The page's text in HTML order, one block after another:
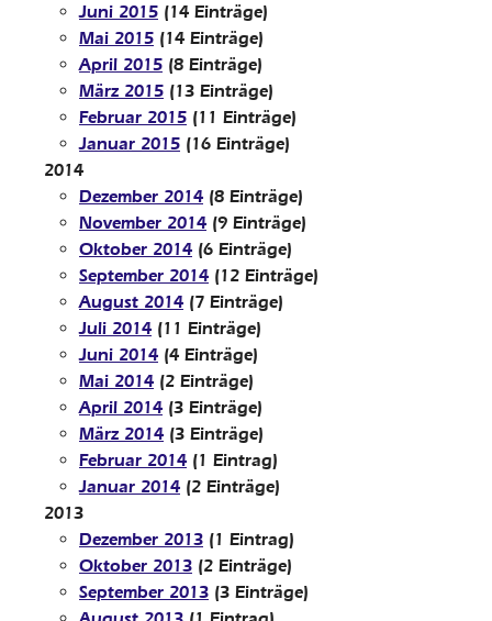
Juni 2015 (14 Einträge)
Mai 2015 (14 Einträge)
April 2015 (8 Einträge)
März 2015 (13 Einträge)
Februar 2015 (11 Einträge)
Januar 2015 (16 Einträge)
2014
Dezember 2014 (8 Einträge)
November 2014 (9 Einträge)
Oktober 2014 (6 Einträge)
September 2014 (12 Einträge)
August 2014 (7 Einträge)
Juli 2014 (11 Einträge)
Juni 2014 (4 Einträge)
Mai 2014 (2 Einträge)
April 2014 (3 Einträge)
März 2014 (3 Einträge)
Februar 2014 (1 Eintrag)
Januar 2014 (2 Einträge)
2013
Dezember 2013 (1 Eintrag)
Oktober 2013 (2 Einträge)
September 2013 (3 Einträge)